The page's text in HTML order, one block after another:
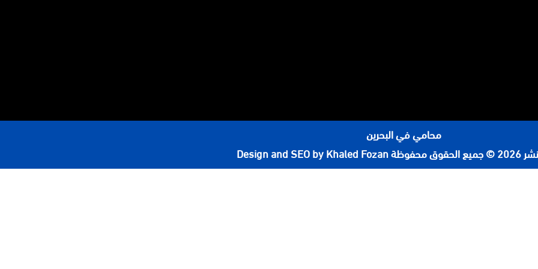
محامي في البحرين
محفوظة
Design and SEO by Khaled Fozan